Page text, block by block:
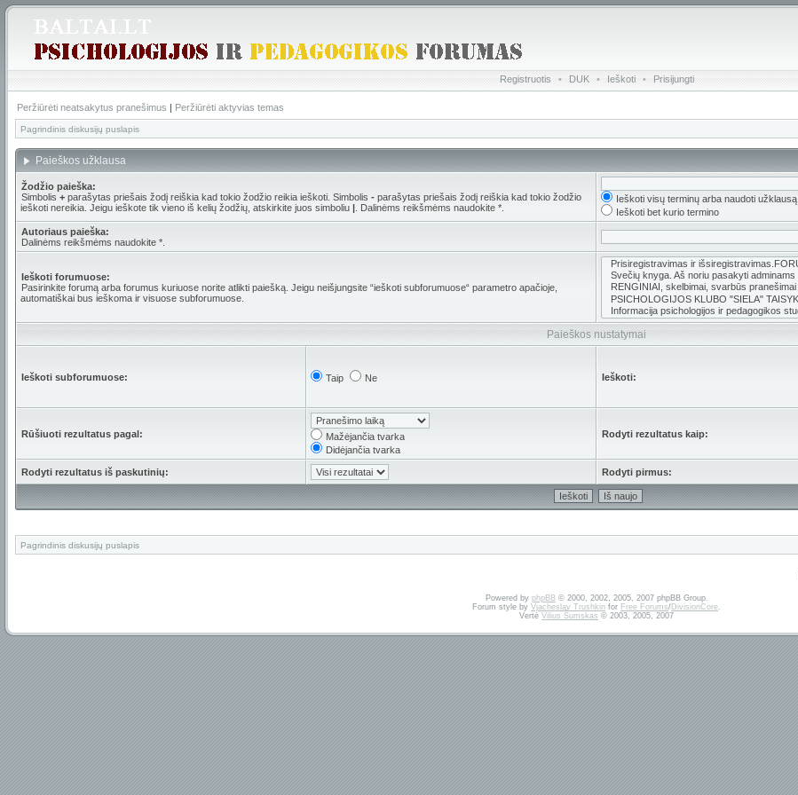
Registruotis • DUK • Ieškoti • Prisijungti
Peržiūrėti neatsakytus pranešimus | Peržiūrėti aktyvias temas
Pagrindinis diskusijų puslapis
Paieškos užklausa
Žodžio paieška:
Simbolis + parašytas priešais žodį reiškia kad tokio žodžio reikia ieškoti. Simbolis - parašytas priešais žodį reiškia kad tokio žodžio
ieškoti nereikia. Jeigu ieškote tik vieno iš kelių žodžių, atskirkite juos simboliu | . Dalinėms reikšmėms naudokite *.
Ieškoti visų terminų arba naudoti užklausą
Ieškoti bet kurio termino
Autoriaus paieška:
Dalinėms reikšmėms naudokite *.
Ieškoti forumuose:
Pasirinkite forumą arba forumus kuriuose norite atlikti paiešką. Jeigu neišjungsite “ieškoti subforumuose“ parametro apačioje,
automatiškai bus ieškoma ir visuose subforumuose.
Paieškos nustatymai
Ieškoti subforumuose: Taip Ne Ieškoti:
Rūšiuoti rezultatus pagal:
Mažėjančia tvarka
Didėjančia tvarka
Rodyti rezultatus kaip:
Rodyti rezultatus iš paskutinių: Rodyti pirmus:
Pagrindinis diskusijų puslapis
Powered by phpBB© 2000, 2002, 2005, 2007 phpBB Group.
Forum style by Vjacheslav Trushkin for Free Forums/ DivisionCore.
Vertė Vilius Šumskas © 2003, 2005, 2007